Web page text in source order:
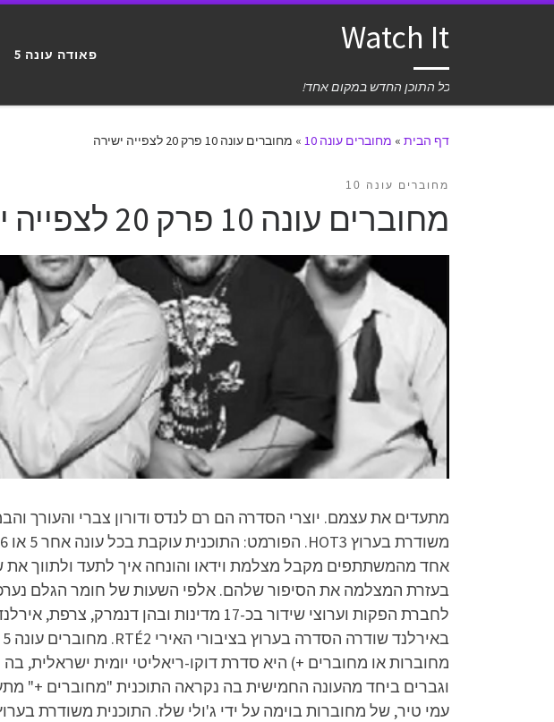
Watch It
כל התוכן החדש במקום אחד!
פאודה עונה 5
דף הבית » מחוברים עונה 10 » מחוברים עונה 10 פרק 20 לצפייה ישירה
מחוברים עונה 10
מחוברים עונה 10 פרק 20 לצפייה ישירה
אחד מהמשתתפים מקבל מצלמת וידאו והונחה איך לתעד ולתווך
לחברת הפקות וערוצי שידור בכ-17 מדינות
מחוברות או מחוברים +) היא סדרת דוקו-ריאליטי יומית
וגברים ביחד מהעונה החמישית בה נקראה התוכנית "מחוברים +"
עמי טיר, של מחוברות בוימה על ידי ג'ולי שלז. התוכנית משודרת